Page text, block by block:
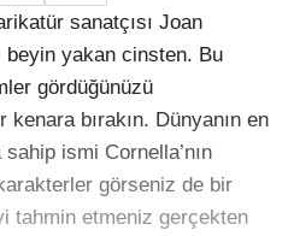
sanatçısı Joan
beyin yakan cinsten. Bu
gördüğünüzü
bırakın. Dünyanın en
ismi Cornella’nın
görseniz de bir
tahmin etmeniz gerçekten